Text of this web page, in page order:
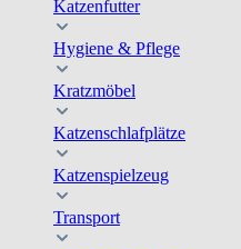
Katzenfutter
Hygiene & Pflege
Kratzmöbel
Katzenschlafplätze
Katzenspielzeug
Transport